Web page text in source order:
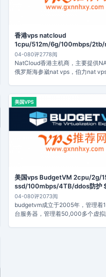
香港vps natcloud
1cpu/512m/6g/100mbps/2tb/
vps/?39.90CNY/月付
04-080评2778阅
NatCloud香港主机商，主要提供
俄罗斯海参崴nat vps，伯力nat
美国VPS
美国vps BudgetVM 2cpu/2g/
ssd/100mbps/4TB/ddos防护
04-080评2073阅
budgetvm成立于2005年，管理着
台服务器，管理着50,000多个虚拟